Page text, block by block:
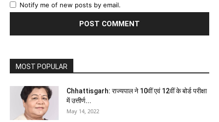
Notify me of new posts by email.
MOST POPULAR
Chhattisgarh: राज्यपाल ने 10वीं एवं 12वीं के बोर्ड परीक्षा
में उत्तीर्ण...
May 14, 2022